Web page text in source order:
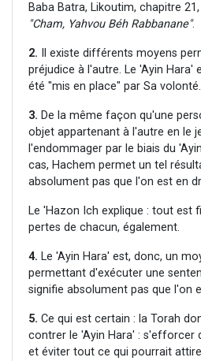
Baba Batra, Likoutim, chapitre
"Cham, Yahvou Béh Rabbanane".
2. Il existe différents moyens
préjudice à l'autre. Le 'Ayin Hara'
été "mis en place" par Sa volonté.
3. De la même façon qu'une
objet appartenant à l'autre en le
l'endommager par le biais du
cas, Hachem permet un tel
absolument pas que l'on est en
Le 'Hazon Ich explique : tout est
pertes de chacun, également.
4. Le 'Ayin Hara' est, donc, un
permettant d'exécuter une
signifie absolument pas que l'on
5. Ce qui est certain : la Torah
contrer le 'Ayin Hara' : s'efforcer
et éviter tout ce qui pourrait